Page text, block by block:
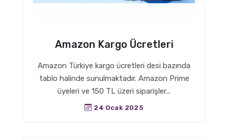
Amazon Kargo Ücretleri
Amazon Türkiye kargo ücretleri desi bazında
tablo halinde sunulmaktadır. Amazon Prime
üyeleri ve 150 TL üzeri siparişler...
24 Ocak 2025